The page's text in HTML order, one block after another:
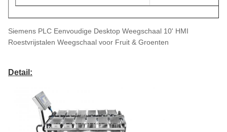
Siemens PLC Eenvoudige Desktop Weegschaal 10' HMI
Roestvrijstalen Weegschaal voor Fruit & Groenten
Detail: